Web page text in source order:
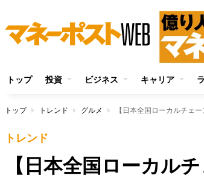
トップ 投資 ビジネス キャリア
トップ トレンド グルメ
トレンド
【日本全国ローカル